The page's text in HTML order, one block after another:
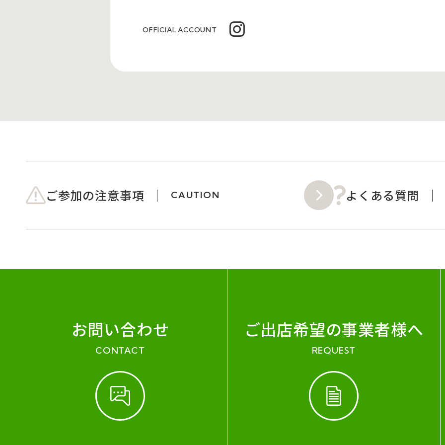
OFFICIAL ACCOUNT
ご参加の注意事項 CAUTION よくある質問
お問い合わせ
CONTACT
ご出店希望の事業者様へ
REQUEST